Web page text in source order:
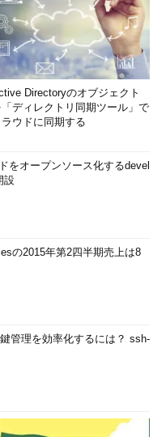
明確にすること」です。ま
報を集める時間を意図的に
どに積極的に参加させ、情
組みを作ります。その上で
準を整備します。例えば、
る回数や日数などをKPIと
ッチアップするのは大変な
ー攻撃に関する解説記事な
撃手法に特化した動画講座
専門家の方々がSNSやブロ
期的に開くのもよいでしょ
ラボ環境などを準備するの
講するのも1つの方法で
るきっかけや、通過点に過
のであれば、間を埋める自
Directoryのオブジェクト
「ディレクトリ同期ツール」で
ラウドに同期する
をオープンソース化するdevel
設
の2015年第2四半期売上は8
管理を効率化するには？ ssh-